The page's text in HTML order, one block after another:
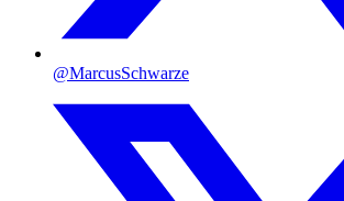
@MarcusSchwarze